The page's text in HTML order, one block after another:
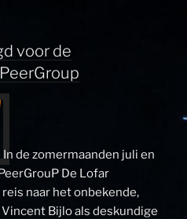
voor de
In de zomermaanden juli en
De Lofar
naar het onbekende,
Bijlo als deskundige